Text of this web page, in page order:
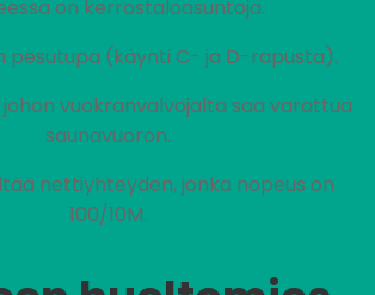
on kerrostaloasuntoja.
pesutupa (käynti C- ja D-rapusta).
johon vuokranvalvojalta saa varattua
saunavuoron.
nettiyhteyden, jonka nopeus on
100/10M.